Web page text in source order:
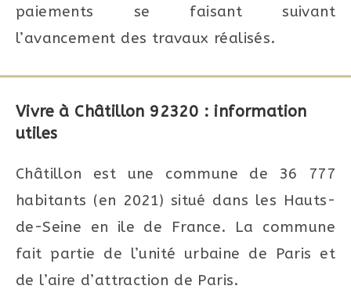
paiements se faisant suivant
l’avancement des travaux réalisés.
Vivre à Châtillon 92320 : information
utiles
Châtillon est une commune de 36 777
habitants (en 2021) situé dans les Hauts-
de-Seine en ile de France. La commune
fait partie de l’unité urbaine de Paris et
de l’aire d’attraction de Paris.